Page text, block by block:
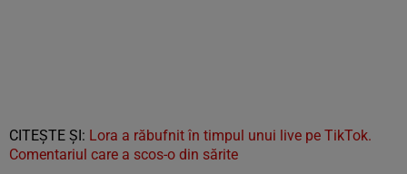
CITEŞTE ŞI: Lora a răbufnit în timpul unui live pe TikTok.
Comentariul care a scos-o din sărite